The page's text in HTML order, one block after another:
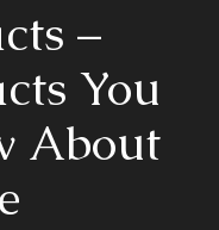
–
You
About